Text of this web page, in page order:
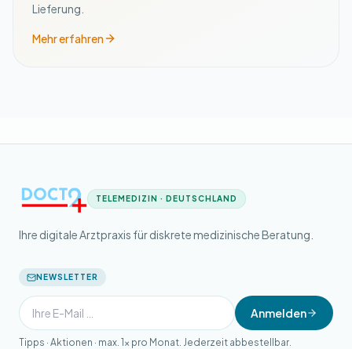
Lieferung.
Mehr erfahren
TELEMEDIZIN · DEUTSCHLAND
Ihre digitale Arztpraxis für diskrete medizinische Beratung.
NEWSLETTER
Anmelden
Tipps · Aktionen · max. 1× pro Monat. Jederzeit abbestellbar.